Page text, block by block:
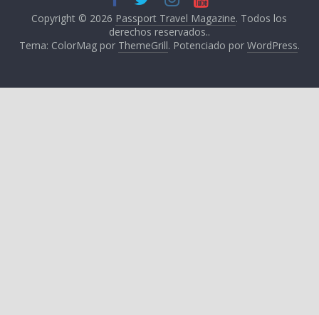
Copyright © 2026 Passport Travel Magazine. Todos los
derechos reservados..
Tema: ColorMag por ThemeGrill. Potenciado por WordPress.